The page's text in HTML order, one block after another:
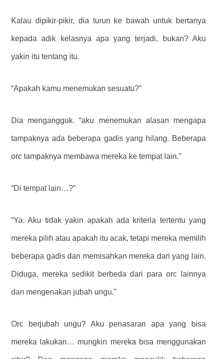
Kalau dipikir-pikir, dia turun ke bawah untuk bertanya
kepada adik kelasnya apa yang terjadi, bukan? Aku
yakin itu tentang itu.
“Apakah kamu menemukan sesuatu?”
Dia mengangguk. “aku menemukan alasan mengapa
tampaknya ada beberapa gadis yang hilang. Beberapa
orc tampaknya membawa mereka ke tempat lain.”
“Di tempat lain…?”
“Ya. Aku tidak yakin apakah ada kriteria tertentu yang
mereka pilih atau apakah itu acak, tetapi mereka memilih
beberapa gadis dan memisahkan mereka dari yang lain.
Diduga, mereka sedikit berbeda dari para orc lainnya
dan mengenakan jubah ungu.”
Orc berjubah ungu? Aku penasaran apa yang bisa
mereka lakukan… mungkin mereka bisa menggunakan